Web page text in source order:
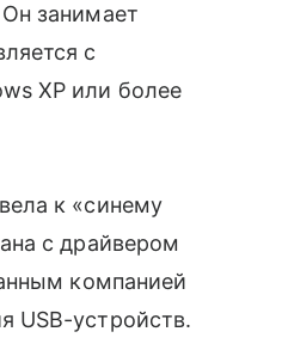
занимает
с
XP или более
к «синему
с драйвером
компанией
USB-устройств.